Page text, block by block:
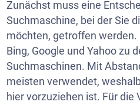
Zunächst muss eine
Suchmaschine, bei der Sie
möchten, getroffen
Bing, Google und Yahoo zu
Suchmaschinen. Mit
meisten verwendet,
hier vorzuziehen ist. Für die